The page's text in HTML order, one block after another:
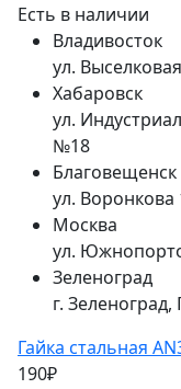
Есть в наличии
Владивосток
ул.
Хабаровск
ул.
№18
Благовещенск
ул. Воронкова
Москва
ул.
Зеленоград
г.
Гайка стальная
190₽